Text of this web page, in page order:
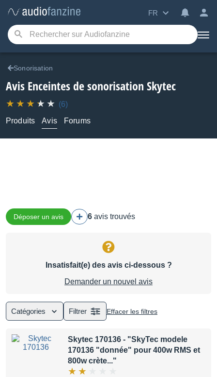
FR
Sonorisation
Avis Enceintes de sonorisation Skytec
(6)
Produits
Avis Forums
Déposer un avis 6 avis trouvés
Insatisfait(e) des avis ci-dessous ?
Demander un nouvel avis
Catégories Filtrer Effacer les filtres
Skytec 170136 - "SkyTec modele
170136 "donnée" pour 400w RMS et
800w crète..."